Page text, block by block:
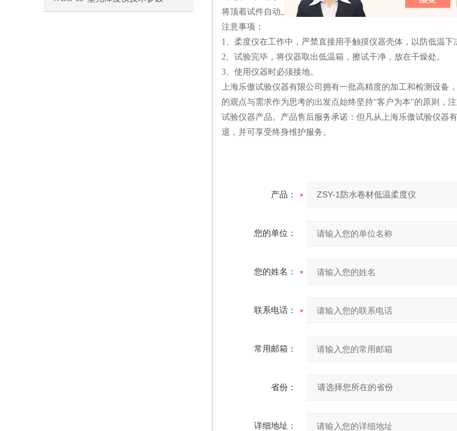
将顶着试件自动上升，至上限位停止，按回行键弯曲轴下降到
注意事项 ：
1、柔度仪在工作中，严禁直接用手触摸仪器壳体，以防低温下
2、试验完毕，将仪器取出低温箱，擦试干净，放在干燥处。
3、使用仪器时必须接地。
上海乐傲试验仪器有限公司拥有一批高精度的加工和检测设备
的观点与需求作为思考的出发点始终坚持“客户为本"的原则，
试验仪器产品。产品售后服务承诺：但凡从上海乐傲试验仪器
退，并可享受终身维护服务。
产品：
您的单位：
您的姓名：
联系电话：
常用邮箱：
省份：
详细地址：